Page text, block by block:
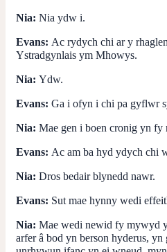
Nia: Nia ydw i.
Evans: Ac rydych chi ar y
Ystradgynlais ym Mhowys.
Nia: Ydw.
Evans: Ga i ofyn i chi pa gyflwr
Nia: Mae gen i boen cronig yn fy
Evans: Ac am ba hyd ydych chi
Nia: Dros bedair blynedd nawr.
Evans: Sut mae hynny wedi
Nia: Mae wedi newid fy mywyd
arfer â bod yn berson hyderus,